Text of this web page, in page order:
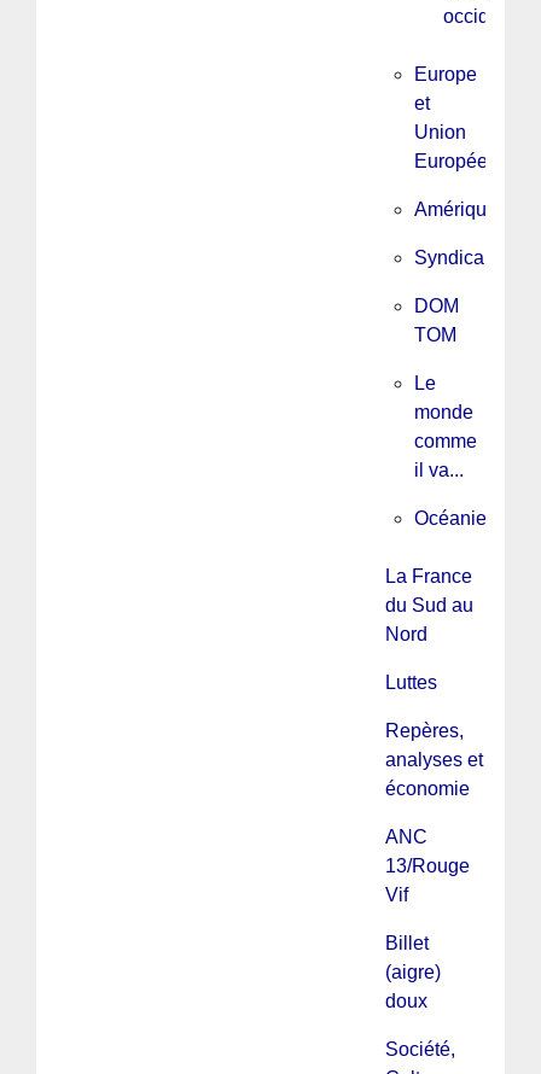
Europe
et
Union
Européenne
Amérique
Syndicalisme
DOM
TOM
Le
monde
comme
il va...
Océanie
La France
du Sud au
Nord
Luttes
Repères,
analyses et
économie
ANC
13/Rouge
Vif
Billet
(aigre)
doux
Société,